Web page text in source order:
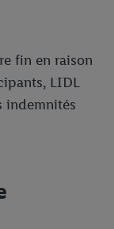
fin en raison
LIDL
indemnités